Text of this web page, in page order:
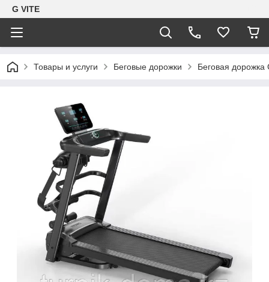
G VITE
Товары и услуги Беговые дорожки Беговая дорожка